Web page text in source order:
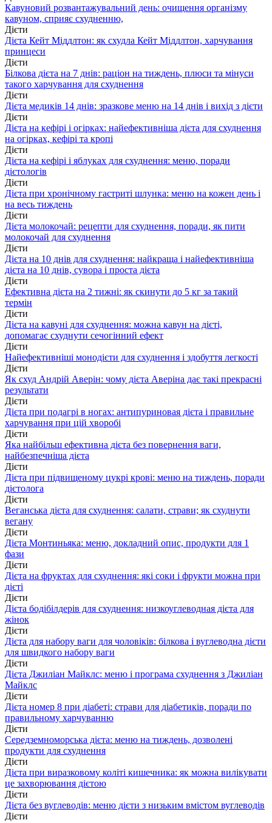
Кавуновий розвантажувальний день: очищення організму
кавуном, сприяє схудненню,
Дієти
Дієта Кейт Міддлтон: як схудла Кейт Міддлтон, харчування
принцеси
Дієти
Білкова дієта на 7 днів: раціон на тиждень, плюси та мінуси
такого харчування для схуднення
Дієти
Дієта медиків 14 днів: зразкове меню на 14 днів і вихід з дієти
Дієти
Дієта на кефірі і огірках: найефективніша дієта для схуднення
на огірках, кефірі та кропі
Дієти
Дієта на кефірі і яблуках для схуднення: меню, поради
дієтологів
Дієти
Дієта при хронічному гастриті шлунка: меню на кожен день і
на весь тиждень
Дієти
Дієта молокочай: рецепти для схуднення, поради, як пити
молокочай для схуднення
Дієти
Дієта на 10 днів для схуднення: найкраща і найефективніша
дієта на 10 днів, сувора і проста дієта
Дієти
Ефективна дієта на 2 тижні: як скинути до 5 кг за такий
термін
Дієти
Дієта на кавуні для схуднення: можна кавун на дієті,
допомагає схуднути сечогінний ефект
Дієти
Найефективніші монодієти для схуднення і здобуття легкості
Дієти
Як схуд Андрій Аверін: чому дієта Аверіна дає такі прекрасні
результати
Дієти
Дієта при подагрі в ногах: антипуриновая дієта і правильне
харчування при цій хворобі
Дієти
Яка найбільш ефективна дієта без повернення ваги,
найбезпечніша дієта
Дієти
Дієта при підвищеному цукрі крові: меню на тиждень, поради
дієтолога
Дієти
Веганська дієта для схуднення: салати, страви; як схуднути
вегану
Дієти
Дієта Монтиньяка: меню, докладний опис, продукти для 1
фази
Дієти
Дієта на фруктах для схуднення: які соки і фрукти можна при
дієті
Дієти
Дієта бодібілдерів для схуднення: низкоуглеводная дієта для
жінок
Дієти
Дієта для набору ваги для чоловіків: білкова і вуглеводна дієти
для швидкого набору ваги
Дієти
Дієта Джиліан Майклс: меню і програма схуднення з Джиліан
Майклс
Дієти
Дієта номер 8 при діабеті: страви для діабетиків, поради по
правильному харчуванню
Дієти
Середземноморська дієта: меню на тиждень, дозволені
продукти для схуднення
Дієти
Дієта при виразковому коліті кишечника: як можна вилікувати
це захворювання дієтою
Дієти
Дієта без вуглеводів: меню дієти з низьким вмістом вуглеводів
Дієти